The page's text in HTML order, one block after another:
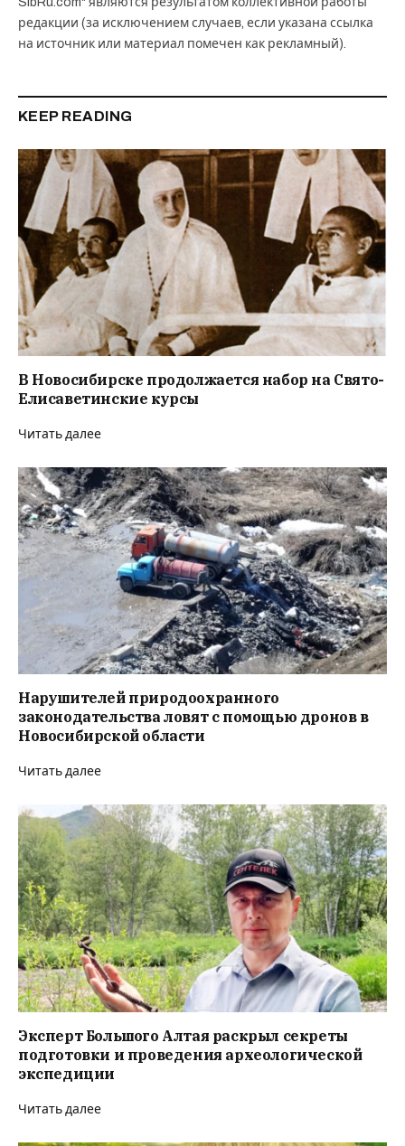
редакции (за исключением случаев, если указана ссылка
на источник или материал помечен как рекламный).
KEEP READING
В Новосибирске продолжается набор на Свято-
Елисаветинские курсы
Читать далее
Нарушителей природоохранного
законодательства ловят с помощью дронов в
Новосибирской области
Читать далее
Эксперт Большого Алтая раскрыл секреты
подготовки и проведения археологической
экспедиции
Читать далее